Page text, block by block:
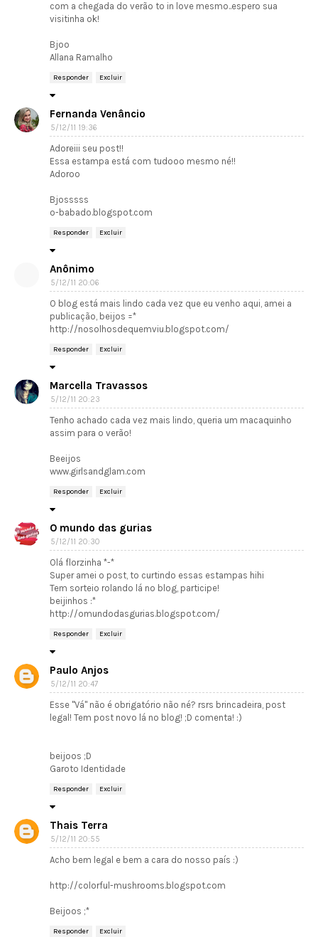
com a chegada do verão to in love mesmo..espero sua
visitinha ok!
Bjoo
Allana Ramalho
Responder Excluir
Fernanda Venâncio
5/12/11 19:36
Adoreiii seu post!!
Essa estampa está com tudooo mesmo né!!
Adoroo
Bjosssss
o-babado.blogspot.com
Responder Excluir
Anônimo
5/12/11 20:06
O blog está mais lindo cada vez que eu venho aqui, amei a
publicação, beijos =*
http://nosolhosdequemviu.blogspot.com/
Responder Excluir
Marcella Travassos
5/12/11 20:23
Tenho achado cada vez mais lindo, queria um macaquinho
assim para o verão!
Beeijos
www.girlsandglam.com
Responder Excluir
O mundo das gurias
5/12/11 20:30
Olá florzinha *-*
Super amei o post, to curtindo essas estampas hihi
Tem sorteio rolando lá no blog, participe!
beijinhos :*
http://omundodasgurias.blogspot.com/
Responder Excluir
Paulo Anjos
5/12/11 20:47
Esse "Vá" não é obrigatório não né? rsrs brincadeira, post
legal! Tem post novo lá no blog! ;D comenta! :)
beijoos ;D
Garoto Identidade
Responder Excluir
Thais Terra
5/12/11 20:55
Acho bem legal e bem a cara do nosso país :)
http://colorful-mushrooms.blogspot.com
Beijoos ;*
Responder Excluir